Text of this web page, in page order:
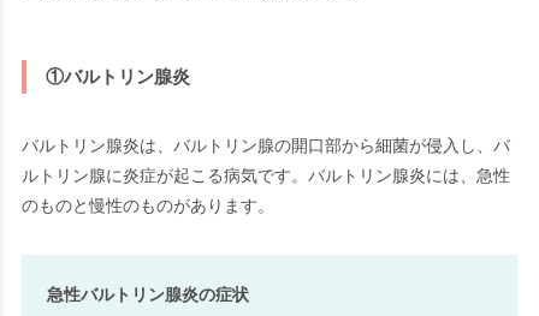
①バルトリン腺炎
バルトリン腺炎は、バルトリン腺の開口部から細菌が侵入し、バ
ルトリン腺に炎症が起こる病気です。バルトリン腺炎には、急性
のものと慢性のものがあります。
急性バルトリン腺炎の症状